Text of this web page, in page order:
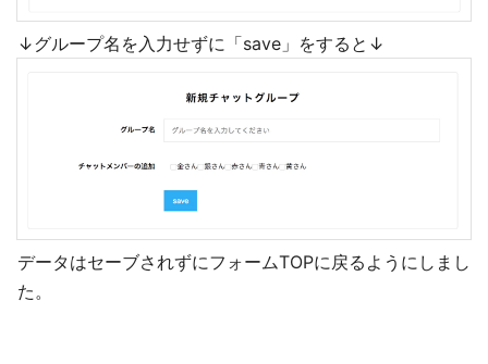
↓グループ名を入力せずに「save」をすると↓
データはセーブされずにフォームTOPに戻るようにしまし
た。